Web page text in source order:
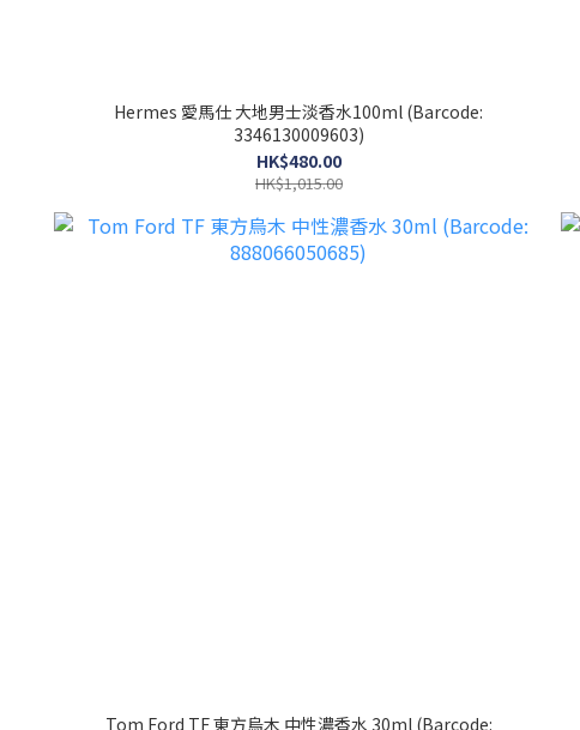
Hermes 愛馬仕 大地男士淡香水100ml (Barcode:
3346130009603)
HK$480.00
HK$1,015.00
Tom Ford TF 東方烏木 中性濃香水 30ml (Barcode: